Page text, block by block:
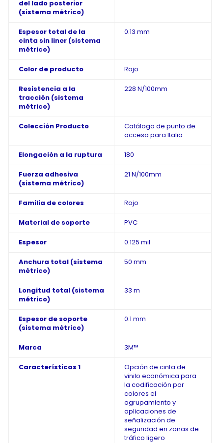
del lado posterior
(sistema métrico)
Espesor total de la
cinta sin liner (sistema
métrico)
0.13 mm
Color de producto Rojo
Resistencia a la
tracción (sistema
métrico)
228 N/100mm
Colección Producto
Catálogo de punto de
acceso para Italia
Elongación a la ruptura 180
Fuerza adhesiva
(sistema métrico)
21 N/100mm
Familia de colores Rojo
Material de soporte PVC
Espesor 0.125 mil
Anchura total (sistema
métrico)
50 mm
Longitud total (sistema
métrico)
33 m
Espesor de soporte
(sistema métrico)
0.1 mm
Marca 3M™
Características 1
Opción de cinta de
vinilo económica para
la codificación por
colores el
agrupamiento y
aplicaciones de
señalización de
seguridad en zonas de
tráfico ligero